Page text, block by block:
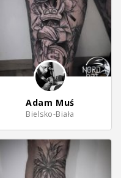
Adam Muś
Bielsko-Biała